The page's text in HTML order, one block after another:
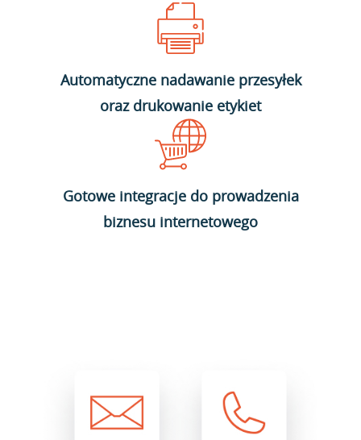
Automatyczne nadawanie przesyłek
oraz drukowanie etykiet
Gotowe integracje do prowadzenia
biznesu internetowego